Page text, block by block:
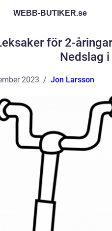
WEBB-BUTIKER.se
för 2-
Nedslag
2023 Jon Larsson